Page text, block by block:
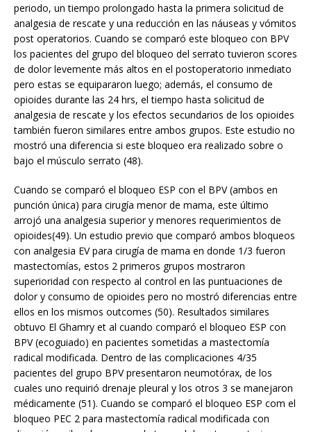
periodo, un tiempo prolongado hasta la primera solicitud de
analgesia de rescate y una reducción en las náuseas y vómitos
post operatorios. Cuando se comparó este bloqueo con BPV
los pacientes del grupo del bloqueo del serrato tuvieron scores
de dolor levemente más altos en el postoperatorio inmediato
pero estas se equipararon luego; además, el consumo de
opioides durante las 24 hrs, el tiempo hasta solicitud de
analgesia de rescate y los efectos secundarios de los opioides
también fueron similares entre ambos grupos. Este estudio no
mostró una diferencia si este bloqueo era realizado sobre o
bajo el músculo serrato (48).
Cuando se comparó el bloqueo ESP con el BPV (ambos en
punción única) para cirugía menor de mama, este último
arrojó una analgesia superior y menores requerimientos de
opioides(49). Un estudio previo que comparó ambos bloqueos
con analgesia EV para cirugía de mama en donde 1/3 fueron
mastectomías, estos 2 primeros grupos mostraron
superioridad con respecto al control en las puntuaciones de
dolor y consumo de opioides pero no mostró diferencias entre
ellos en los mismos outcomes (50). Resultados similares
obtuvo El Ghamry et al cuando comparó el bloqueo ESP con
BPV (ecoguiado) en pacientes sometidas a mastectomía
radical modificada. Dentro de las complicaciones 4/35
pacientes del grupo BPV presentaron neumotórax, de los
cuales uno requirió drenaje pleural y los otros 3 se manejaron
médicamente (51). Cuando se comparó el bloqueo ESP com el
bloqueo PEC 2 para mastectomía radical modificada con